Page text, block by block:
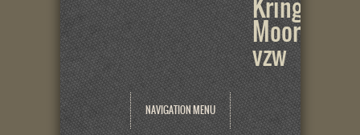
Moorslede
vzw
NAVIGATION MENU